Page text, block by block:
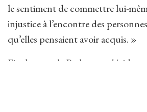
le sentiment de commettre lui-
injustice à l’encontre des
qu’elles pensaient avoir acquis. »
Finalement, le Parlement décidera